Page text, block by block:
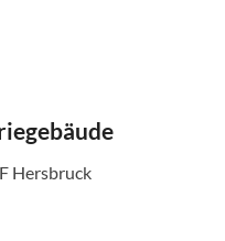
Hersbruck